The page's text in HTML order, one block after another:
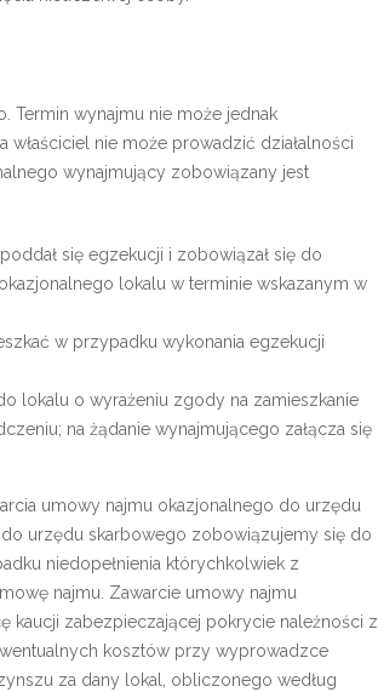
Termin wynajmu nie może jednak
nie może prowadzić działalności
wynajmujący zobowiązany jest
się egzekucji i zobowiązał się do
lokalu w terminie wskazanym w
w przypadku wykonania egzekucji
lokalu o wyrażeniu zgody na zamieszkanie
na żądanie wynajmującego załącza się
umowy najmu okazjonalnego do urzędu
urzędu skarbowego zobowiązujemy się do
niedopełnienia którychkolwiek z
najmu. Zawarcie umowy najmu
kaucji zabezpieczającej pokrycie należności z
kosztów przy wyprowadzce
za dany lokal, obliczonego według